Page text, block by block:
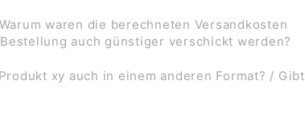
waren die berechneten Versandkosten
auch günstiger verschickt werden?
xy auch in einem anderen Format? / Gibt